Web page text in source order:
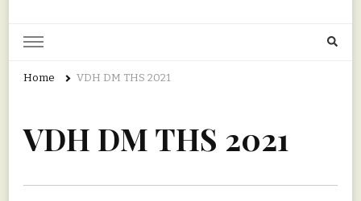
Home VDH DM THS 2021
VDH DM THS 2021